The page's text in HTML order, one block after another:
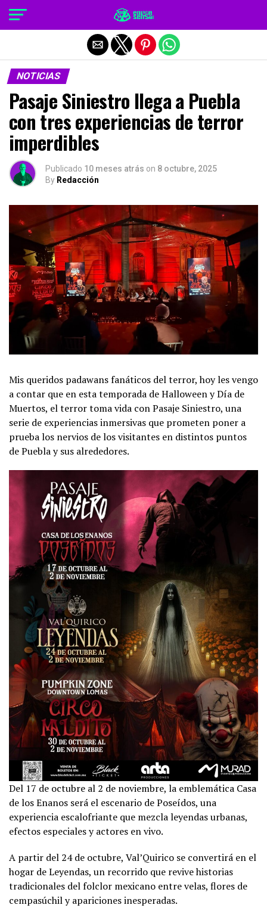
NOTICIAS
Pasaje Siniestro llega a Puebla
con tres experiencias de terror
imperdibles
Publicado 10 meses atrás on 8 octubre, 2025
By Redacción
Mis queridos padawans fanáticos del terror, hoy les vengo
a contar que en esta temporada de Halloween y Día de
Muertos, el terror toma vida con Pasaje Siniestro, una
serie de experiencias inmersivas que prometen poner a
prueba los nervios de los visitantes en distintos puntos
de Puebla y sus alrededores.
Del 17 de octubre al 2 de noviembre, la emblemática Casa
de los Enanos será el escenario de Poseídos, una
experiencia escalofriante que mezcla leyendas urbanas,
efectos especiales y actores en vivo.
A partir del 24 de octubre, Val’Quirico se convertirá en el
hogar de Leyendas, un recorrido que revive historias
tradicionales del folclor mexicano entre velas, flores de
cempasúchil y apariciones inesperadas.
Salir de la versión móvil